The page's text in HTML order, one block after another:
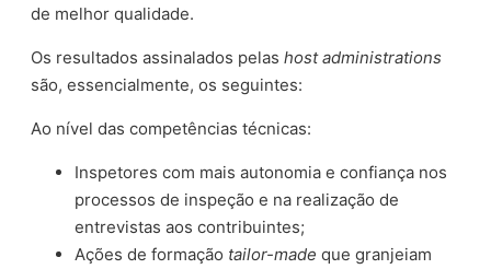
de melhor qualidade.
Os resultados assinalados pelashost administrations
são, essencialmente, os seguintes:
Ao nível das competências técnicas:
Inspetores com mais autonomia e confiança nos
processos de inspeção e na realização de
entrevistas aos contribuintes;
Ações de formação tailor-made que granjeiam